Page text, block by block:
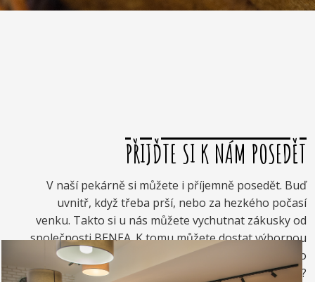
PŘIJĎTE SI K NÁM POSEDĚT
V naší pekárně si můžete i příjemně posedět. Buď
uvnitř, když třeba prší, nebo za hezkého počasí
venku. Takto si u nás můžete vychutnat zákusky od
společnosti BENEA. K tomu můžete dostat výbornou
kávou. Nebo si raději dáte zrmzlinový pohár nebo
vynikající točenou zmrzlinu?